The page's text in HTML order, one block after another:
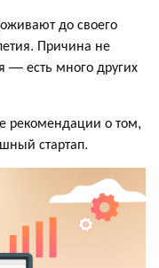
до своего
Причина не
— есть много других
рекомендации о том,
стартап.